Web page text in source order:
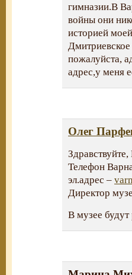
гимназии.В
войны они
историей
пожалуйста,
адрес,у меня
Олег
Телефон
эл.адрес –
Директор
В музее